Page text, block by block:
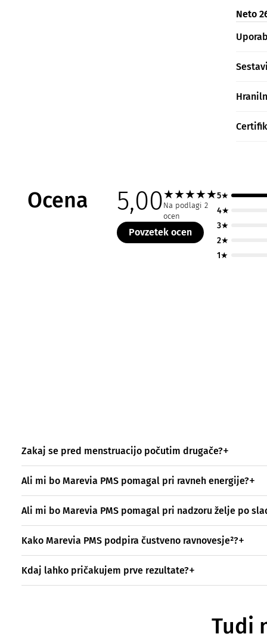
Neto
Ocena 5,00★★★★★
Na podlagi 2
ocen
Povzetek ocen
5★
4★
3★
2★
1★
Zakaj se pred menstruacijo počutim drugače?
Ali mi bo Marevia PMS pomagal pri ravneh energije?
Ali mi bo Marevia PMS pomagal pri nadzoru želje po
Kako Marevia PMS podpira čustveno ravnovesje²?
Kdaj lahko pričakujem prve rezultate?
Tudi